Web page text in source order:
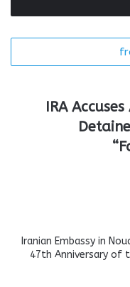
IRA
Iranian Embassy in
47th Anniversary of